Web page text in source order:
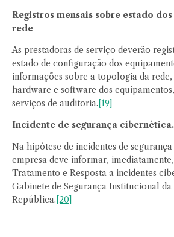
Registros mensais sobre estado
rede
As prestadoras de serviço deverão
estado de configuração dos
informações sobre a topologia da rede,
hardware e software dos
serviços de auditoria. [19]
Incidente de segurança cibernética.
Na hipótese de incidentes de
empresa deve informar,
Tratamento e Resposta a incidentes
Gabinete de Segurança Institucional da
República. [20]